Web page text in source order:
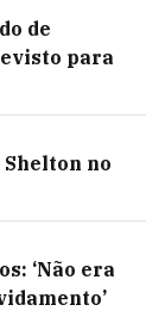
de
para
no
‘Não era